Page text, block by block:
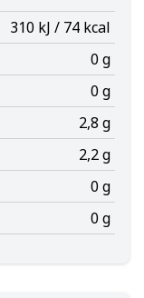
310 kJ / 74 kcal
0 g
0 g
2,8 g
2,2 g
0 g
0 g